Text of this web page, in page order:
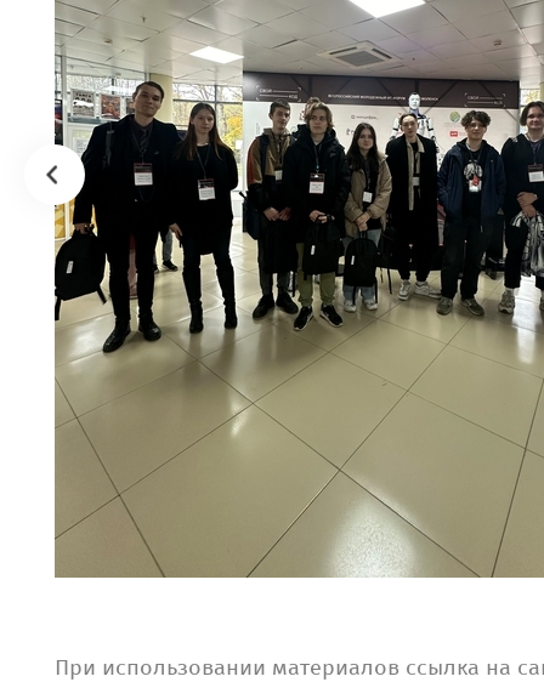
При использовании материалов ссылка на